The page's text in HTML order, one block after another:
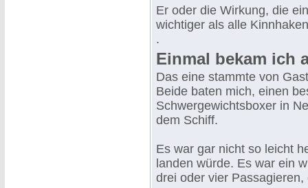
Er oder die Wirkung, die
wichtiger als alle
.
Einmal bekam ich
Das eine stammte von
Beide baten mich, einen
Schwergewichtsboxer in
dem Schiff.
Es war gar nicht so leicht
landen würde. Es war ein
drei oder vier